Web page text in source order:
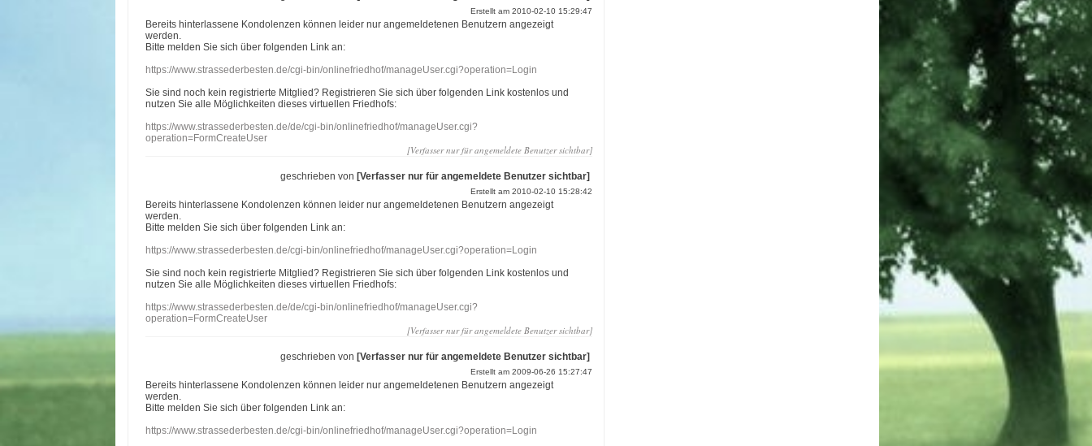
Erstellt am 2010-02-10 15:29:47
Bereits hinterlassene Kondolenzen können leider nur angemeldetenen Benutzern angezeigt
werden.
Bitte melden Sie sich über folgenden Link an:
https://www.strassederbesten.de/cgi-bin/onlinefriedhof/manageUser.cgi?operation=Login
Sie sind noch kein registrierte Mitglied? Registrieren Sie sich über folgenden Link kostenlos und
nutzen Sie alle Möglichkeiten dieses virtuellen Friedhofs:
https://www.strassederbesten.de/de/cgi-bin/onlinefriedhof/manageUser.cgi?
operation=FormCreateUser
[Verfasser nur für angemeldete Benutzer sichtbar]
geschrieben von [Verfasser nur für angemeldete Benutzer sichtbar]
Erstellt am 2010-02-10 15:28:42
Bereits hinterlassene Kondolenzen können leider nur angemeldetenen Benutzern angezeigt
werden.
Bitte melden Sie sich über folgenden Link an:
https://www.strassederbesten.de/cgi-bin/onlinefriedhof/manageUser.cgi?operation=Login
Sie sind noch kein registrierte Mitglied? Registrieren Sie sich über folgenden Link kostenlos und
nutzen Sie alle Möglichkeiten dieses virtuellen Friedhofs:
https://www.strassederbesten.de/de/cgi-bin/onlinefriedhof/manageUser.cgi?
operation=FormCreateUser
[Verfasser nur für angemeldete Benutzer sichtbar]
geschrieben von [Verfasser nur für angemeldete Benutzer sichtbar]
Erstellt am 2009-06-26 15:27:47
Bereits hinterlassene Kondolenzen können leider nur angemeldetenen Benutzern angezeigt
werden.
Bitte melden Sie sich über folgenden Link an:
https://www.strassederbesten.de/cgi-bin/onlinefriedhof/manageUser.cgi?operation=Login